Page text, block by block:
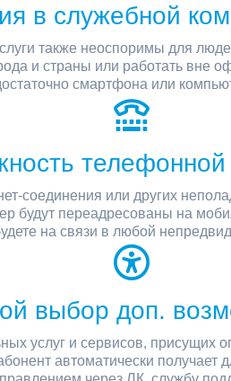
в служебной
также неоспоримы для
и страны или работать вне
смартфона или
соединения или других
будут переадресованы на
на связи в любой
выбор доп.
услуг и сервисов, присущих
автоматически получает